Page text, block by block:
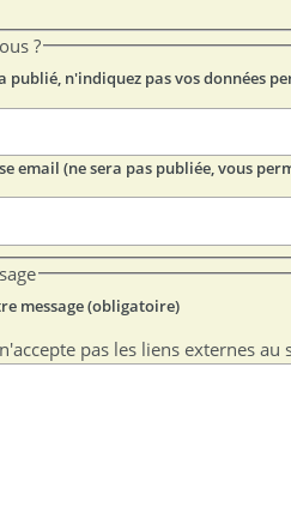
?
publié, n'indiquez pas vos données
email (ne sera pas publiée, vous
Texte de votre message (obligatoire)
pas les liens externes